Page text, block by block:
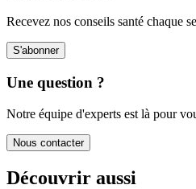
Recevez nos conseils santé chaque
S'abonner
Une question ?
Notre équipe d'experts est là pour
Nous contacter
Découvrir aussi